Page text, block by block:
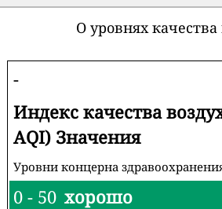
О уровнях качества
-
Индекс качества
AQI) Значения
Уровни концерна
0 - 50 хорошо